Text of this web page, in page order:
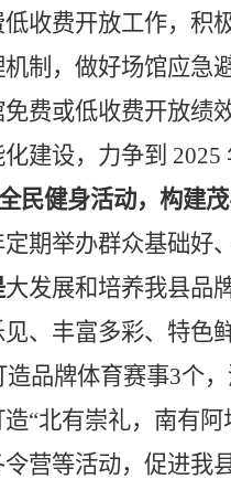
收费开放工作，积
制，做好场馆应急
费或低收费开放绩
建设，力争到 2025
民健身活动，构建
期举办群众基础好
大发展和培养我县品
、丰富多彩、特色
造品牌体育赛事3个
“北有崇礼，南有
令营等活动，促进我